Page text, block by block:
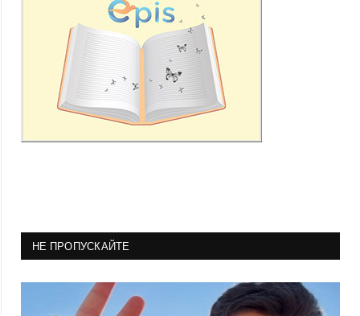
НЕ ПРОПУСКАЙТЕ